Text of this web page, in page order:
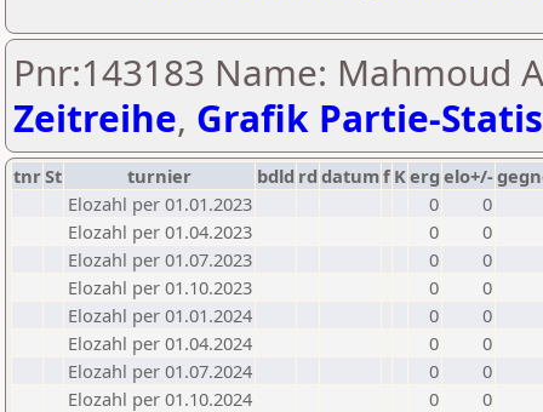
Pnr:143183 Name: Mahmoud
Zeitreihe, Grafik Partie-
tnrSt turnier bdld rd datumf Kerg elo+/-
Elozahl per 01.01.2023
0
0
Elozahl per 01.04.2023
0
0
Elozahl per 01.07.2023
0
0
Elozahl per 01.10.2023
0
0
Elozahl per 01.01.2024
0
0
Elozahl per 01.04.2024
0
0
Elozahl per 01.07.2024
0
0
Elozahl per 01.10.2024
0
0